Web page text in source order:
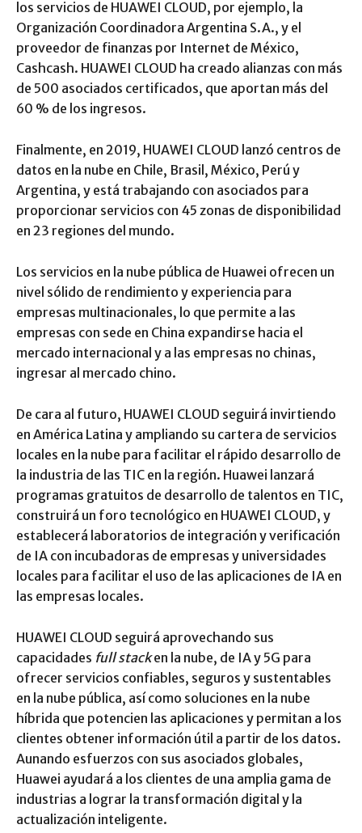
los servicios de HUAWEI CLOUD, por ejemplo, la
Organización Coordinadora Argentina S.A., y el
proveedor de finanzas por Internet de México,
Cashcash. HUAWEI CLOUD ha creado alianzas con más
de 500 asociados certificados, que aportan más del
60 % de los ingresos.
Finalmente, en 2019, HUAWEI CLOUD lanzó centros de
datos en la nube en Chile, Brasil, México, Perú y
Argentina, y está trabajando con asociados para
proporcionar servicios con 45 zonas de disponibilidad
en 23 regiones del mundo.
Los servicios en la nube pública de Huawei ofrecen un
nivel sólido de rendimiento y experiencia para
empresas multinacionales, lo que permite a las
empresas con sede en China expandirse hacia el
mercado internacional y a las empresas no chinas,
ingresar al mercado chino.
De cara al futuro, HUAWEI CLOUD seguirá invirtiendo
en América Latina y ampliando su cartera de servicios
locales en la nube para facilitar el rápido desarrollo de
la industria de las TIC en la región. Huawei lanzará
programas gratuitos de desarrollo de talentos en TIC,
construirá un foro tecnológico en HUAWEI CLOUD, y
establecerá laboratorios de integración y verificación
de IA con incubadoras de empresas y universidades
locales para facilitar el uso de las aplicaciones de IA en
las empresas locales.
HUAWEI CLOUD seguirá aprovechando sus
capacidades full stacken la nube, de IA y 5G para
ofrecer servicios confiables, seguros y sustentables
en la nube pública, así como soluciones en la nube
híbrida que potencien las aplicaciones y permitan a los
clientes obtener información útil a partir de los datos.
Aunando esfuerzos con sus asociados globales,
Huawei ayudará a los clientes de una amplia gama de
industrias a lograr la transformación digital y la
actualización inteligente.